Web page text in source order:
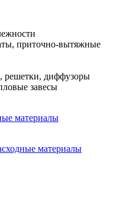
приточно-вытяжные
решетки, диффузоры
завесы
материалы
материалы